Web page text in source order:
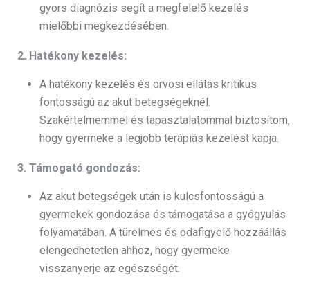
gyors diagnózis segít a megfelelő kezelés
mielőbbi megkezdésében.
2. Hatékony kezelés:
A hatékony kezelés és orvosi ellátás kritikus
fontosságú az akut betegségeknél.
Szakértelmemmel és tapasztalatommal biztosítom,
hogy gyermeke a legjobb terápiás kezelést kapja.
3. Támogató gondozás:
Az akut betegségek után is kulcsfontosságú a
gyermekek gondozása és támogatása a gyógyulás
folyamatában. A türelmes és odafigyelő hozzáállás
elengedhetetlen ahhoz, hogy gyermeke
visszanyerje az egészségét.